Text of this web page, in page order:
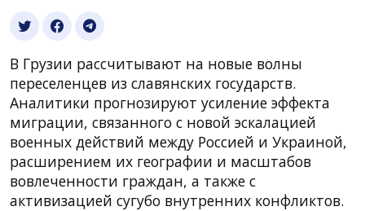
В Грузии рассчитывают на новые волны
переселенцев из славянских государств.
Аналитики прогнозируют усиление эффекта
миграции, связанного с новой эскалацией
военных действий между Россией и Украиной,
расширением их географии и масштабов
вовлеченности граждан, а также с
активизацией сугубо внутренних конфликтов.